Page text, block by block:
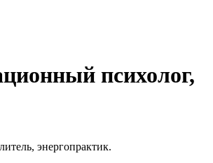
психолог,
энергопрактик.